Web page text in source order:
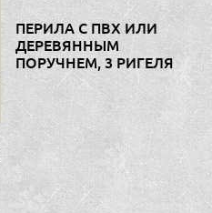
ПЕРИЛА С ПВХ ИЛИ
ДЕРЕВЯННЫМ
ПОРУЧНЕМ, 3 РИГЕЛЯ